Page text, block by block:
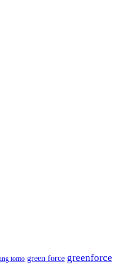
tomo green force greenforce